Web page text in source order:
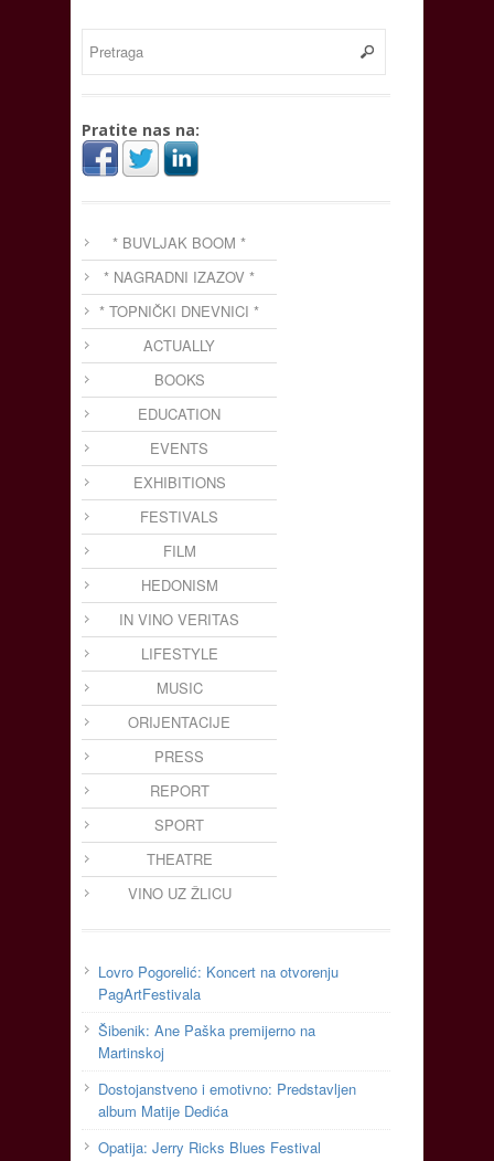
Pratite nas na:
* BUVLJAK BOOM *
* NAGRADNI IZAZOV *
* TOPNIČKI DNEVNICI *
ACTUALLY
BOOKS
EDUCATION
EVENTS
EXHIBITIONS
FESTIVALS
FILM
HEDONISM
IN VINO VERITAS
LIFESTYLE
MUSIC
ORIJENTACIJE
PRESS
REPORT
SPORT
THEATRE
VINO UZ ŽLICU
Lovro Pogorelić: Koncert na otvorenju
PagArtFestivala
Šibenik: Ane Paška premijerno na
Martinskoj
Dostojanstveno i emotivno: Predstavljen
album Matije Dedića
Opatija: Jerry Ricks Blues Festival